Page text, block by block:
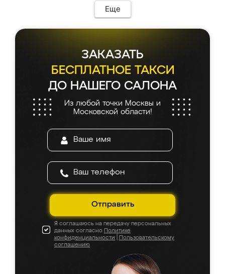
Еще
ЗАКАЗАТЬ
БЕСПЛАТНОЕ ТАКСИ
ДО НАШЕГО САЛОНА
Из любой точки Москвы и
Московской области!
Отправить
Я соглашаюсь на передачу персональных
данных согласно Политике
конфиденциальности
Пользовательскому
соглашению